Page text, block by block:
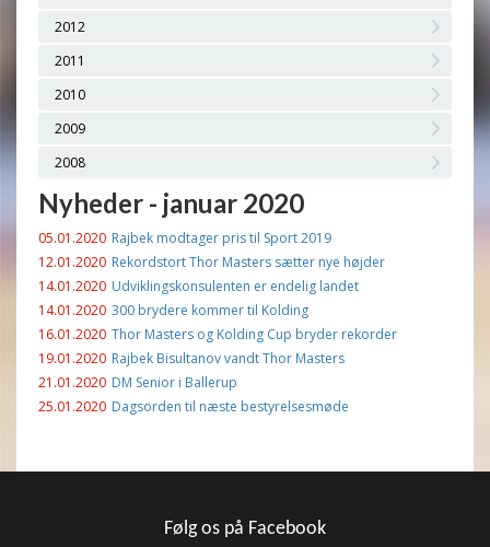
2012
2011
2010
2009
2008
Nyheder - januar 2020
05.01.2020 Rajbek modtager pris til Sport 2019
12.01.2020 Rekordstort Thor Masters sætter nye højder
14.01.2020 Udviklingskonsulenten er endelig landet
14.01.2020 300 brydere kommer til Kolding
16.01.2020 Thor Masters og Kolding Cup bryder rekorder
19.01.2020 Rajbek Bisultanov vandt Thor Masters
21.01.2020 DM Senior i Ballerup
25.01.2020 Dagsorden til næste bestyrelsesmøde
Følg os på Facebook